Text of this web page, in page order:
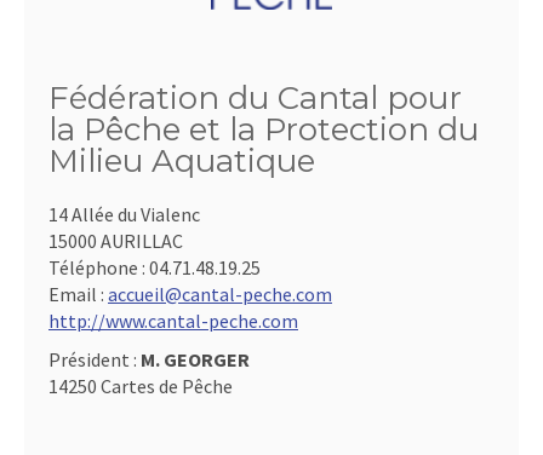
Fédération du Cantal pour
la Pêche et la Protection du
Milieu Aquatique
14 Allée du Vialenc
15000 AURILLAC
Téléphone : 04.71.48.19.25
Email : accueil@cantal-peche.com
http://www.cantal-peche.com
Président : M. GEORGER
14250 Cartes de Pêche